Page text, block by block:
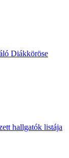
Diákköröse
hallgatók listája